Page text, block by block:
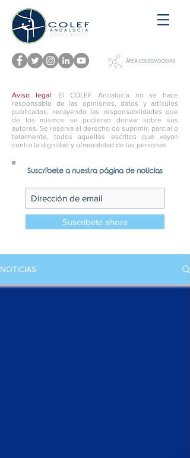
Aviso legal: El COLEF Andalucía no se hace
responsable de las opiniones, datos y artículos
publicados, recayendo las responsabilidades que
de los mismos se pudieran derivar sobre sus
autores. Se reserva el derecho de suprimir, parcial o
totalmente, todos aquellos escritos que vayan
contra la dignidad y o/moralidad de las personas
Suscríbete a nuestra página de noticias
Suscríbete ahora
NOTICIAS